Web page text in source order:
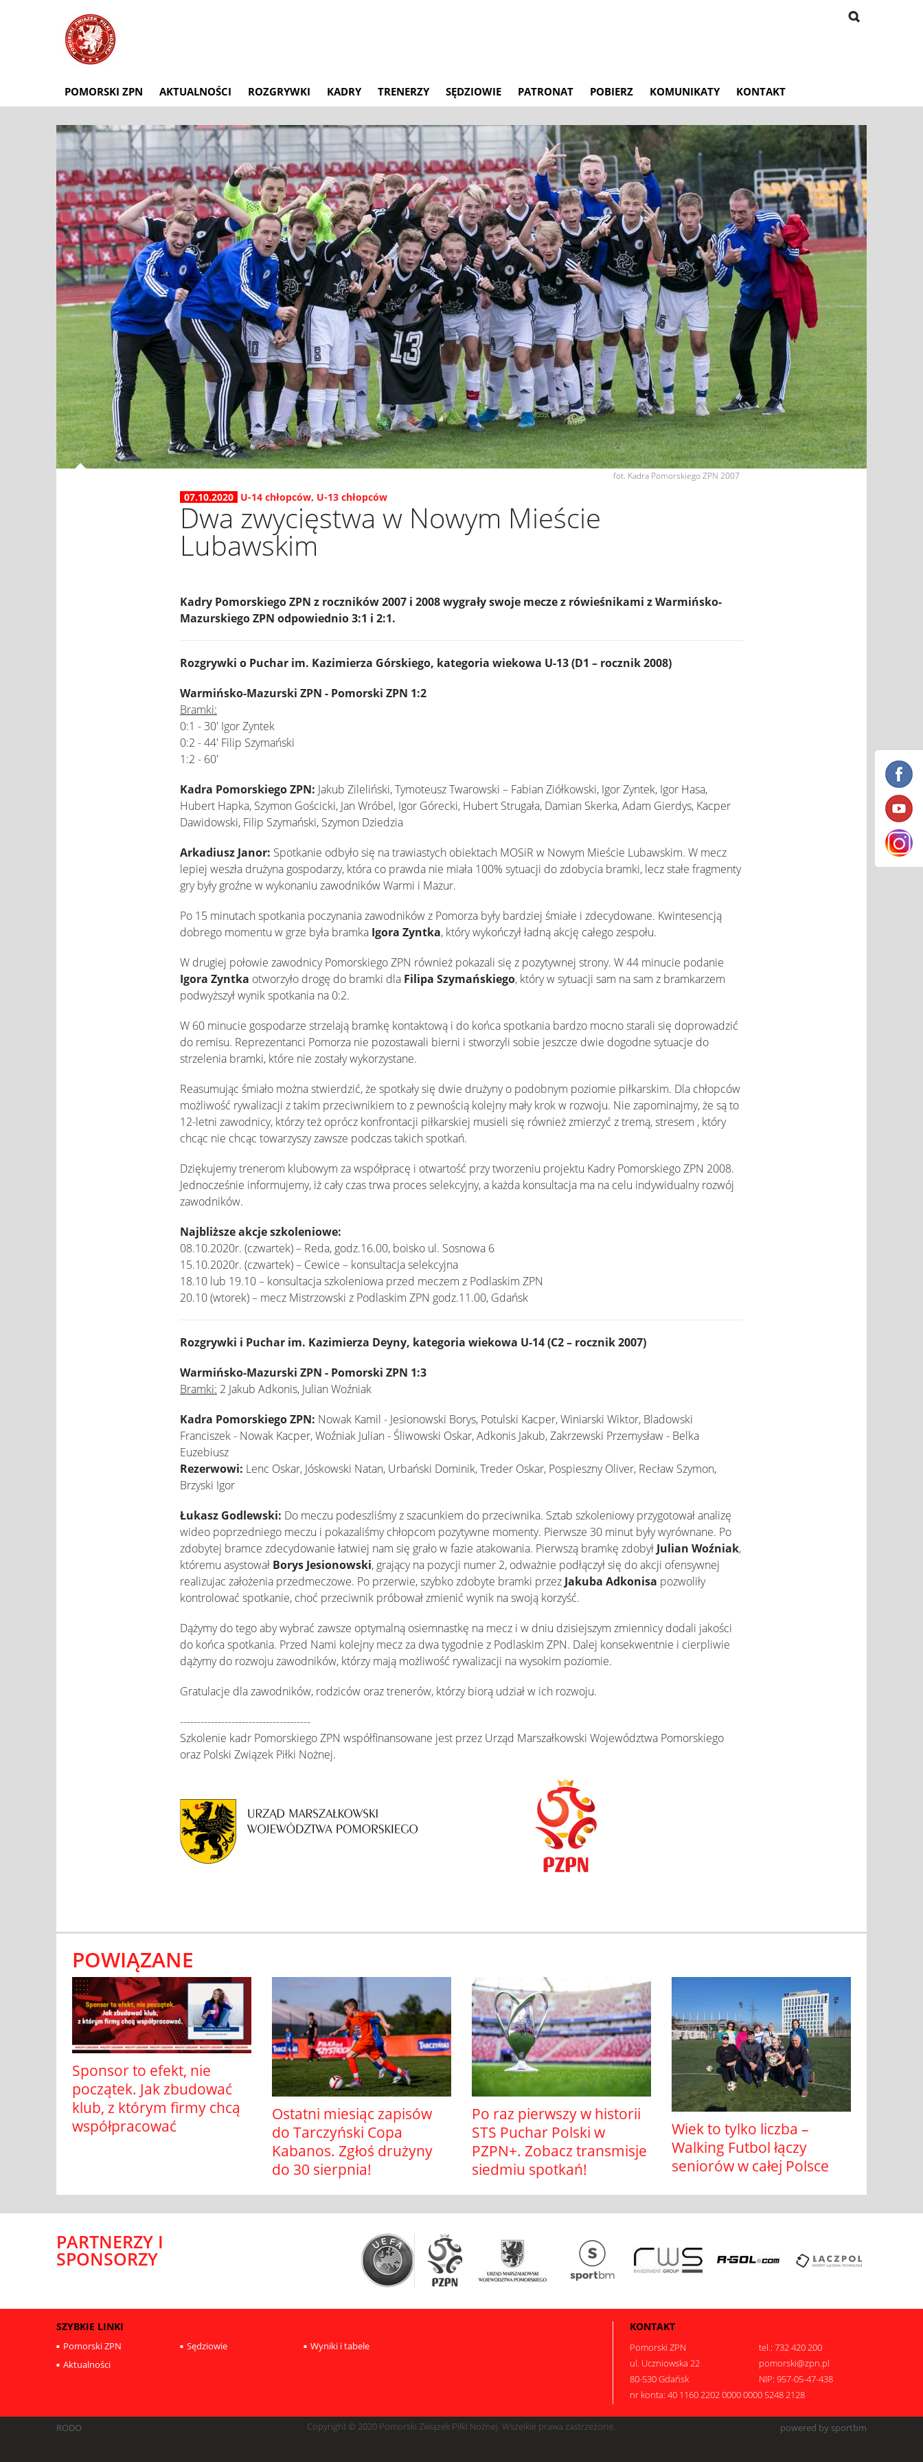
POMORSKI ZPN AKTUALNOŚCI ROZGRYWKI KADRY TRENERZY SĘDZIOWIE PATRONAT POBIERZ KOMUNIKATY KONTAKT
fot. Kadra Pomorskiego ZPN 2007
07.10.2020 U-14 chłopców, U-13 chłopców
Dwa zwycięstwa w Nowym Mieście
Lubawskim
Kadry Pomorskiego ZPN z roczników 2007 i 2008 wygrały swoje mecze z rówieśnikami z Warmińsko-
Mazurskiego ZPN odpowiednio 3:1 i 2:1.
Rozgrywki o Puchar im. Kazimierza Górskiego, kategoria wiekowa U-13 (D1 – rocznik 2008)
Warmińsko-Mazurski ZPN - Pomorski ZPN 1:2
Bramki:
0:1 - 30' Igor Zyntek
0:2 - 44' Filip Szymański
1:2 - 60'
Kadra Pomorskiego ZPN: Jakub Zileliński, Tymoteusz Twarowski – Fabian Ziółkowski, Igor Zyntek, Igor Hasa,
Hubert Hapka, Szymon Gościcki, Jan Wróbel, Igor Górecki, Hubert Strugała, Damian Skerka, Adam Gierdys, Kacper
Dawidowski, Filip Szymański, Szymon Dziedzia
Arkadiusz Janor: Spotkanie odbyło się na trawiastych obiektach MOSiR w Nowym Mieście Lubawskim. W mecz
lepiej weszła drużyna gospodarzy, która co prawda nie miała 100% sytuacji do zdobycia bramki, lecz stałe fragmenty
gry były groźne w wykonaniu zawodników Warmi i Mazur.
Po 15 minutach spotkania poczynania zawodników z Pomorza były bardziej śmiałe i zdecydowane. Kwintesencją
dobrego momentu w grze była bramka Igora Zyntka, który wykończył ładną akcję całego zespołu.
W drugiej połowie zawodnicy Pomorskiego ZPN również pokazali się z pozytywnej strony. W 44 minucie podanie
Igora Zyntka otworzyło drogę do bramki dla Filipa Szymańskiego, który w sytuacji sam na sam z bramkarzem
podwyższył wynik spotkania na 0:2.
W 60 minucie gospodarze strzelają bramkę kontaktową i do końca spotkania bardzo mocno starali się doprowadzić
do remisu. Reprezentanci Pomorza nie pozostawali bierni i stworzyli sobie jeszcze dwie dogodne sytuacje do
strzelenia bramki, które nie zostały wykorzystane.
Reasumując śmiało można stwierdzić, że spotkały się dwie drużyny o podobnym poziomie piłkarskim. Dla chłopców
możliwość rywalizacji z takim przeciwnikiem to z pewnością kolejny mały krok w rozwoju. Nie zapominajmy, że są to
12-letni zawodnicy, którzy też oprócz konfrontacji piłkarskiej musieli się również zmierzyć z tremą, stresem , który
chcąc nie chcąc towarzyszy zawsze podczas takich spotkań.
Dziękujemy trenerom klubowym za współpracę i otwartość przy tworzeniu projektu Kadry Pomorskiego ZPN 2008.
Jednocześnie informujemy, iż cały czas trwa proces selekcyjny, a każda konsultacja ma na celu indywidualny rozwój
zawodników.
Najbliższe akcje szkoleniowe:
08.10.2020r. (czwartek) – Reda, godz.16.00, boisko ul. Sosnowa 6
15.10.2020r. (czwartek) – Cewice – konsultacja selekcyjna
18.10 lub 19.10 – konsultacja szkoleniowa przed meczem z Podlaskim ZPN
20.10 (wtorek) – mecz Mistrzowski z Podlaskim ZPN godz.11.00, Gdańsk
Rozgrywki i Puchar im. Kazimierza Deyny, kategoria wiekowa U-14 (C2 – rocznik 2007)
Warmińsko-Mazurski ZPN - Pomorski ZPN 1:3
Bramki: 2 Jakub Adkonis, Julian Woźniak
Kadra Pomorskiego ZPN: Nowak Kamil - Jesionowski Borys, Potulski Kacper, Winiarski Wiktor, Bladowski
Franciszek - Nowak Kacper, Woźniak Julian - Śliwowski Oskar, Adkonis Jakub, Zakrzewski Przemysław - Belka
Euzebiusz
Rezerwowi: Lenc Oskar, Jóskowski Natan, Urbański Dominik, Treder Oskar, Pospieszny Oliver, Recław Szymon,
Brzyski Igor
Łukasz Godlewski: Do meczu podeszliśmy z szacunkiem do przeciwnika. Sztab szkoleniowy przygotował analizę
wideo poprzedniego meczu i pokazaliśmy chłopcom pozytywne momenty. Pierwsze 30 minut były wyrównane. Po
zdobytej bramce zdecydowanie łatwiej nam się grało w fazie atakowania. Pierwszą bramkę zdobył Julian Woźniak,
któremu asystował Borys Jesionowski, grający na pozycji numer 2, odważnie podłączył się do akcji ofensywnej
realizujac założenia przedmeczowe. Po przerwie, szybko zdobyte bramki przez Jakuba Adkonisa pozwoliły
kontrolować spotkanie, choć przeciwnik próbował zmienić wynik na swoją korzyść.
Dążymy do tego aby wybrać zawsze optymalną osiemnastkę na mecz i w dniu dzisiejszym zmiennicy dodali jakości
do końca spotkania. Przed Nami kolejny mecz za dwa tygodnie z Podlaskim ZPN. Dalej konsekwentnie i cierpliwie
dążymy do rozwoju zawodników, którzy mają możliwość rywalizacji na wysokim poziomie.
Gratulacje dla zawodników, rodziców oraz trenerów, którzy biorą udział w ich rozwoju.
--------------------------------------
Szkolenie kadr Pomorskiego ZPN współfinansowane jest przez Urząd Marszałkowski Województwa Pomorskiego
oraz Polski Związek Piłki Nożnej.
POWIĄZANE
Sponsor to efekt, nie
początek. Jak zbudować
klub, z którym firmy chcą
współpracować
Ostatni miesiąc zapisów
do Tarczyński Copa
Kabanos. Zgłoś drużyny
do 30 sierpnia!
Po raz pierwszy w historii
STS Puchar Polski w
PZPN+. Zobacz transmisje
siedmiu spotkań!
Wiek to tylko liczba –
Walking Futbol łączy
seniorów w całej Polsce
PARTNERZY I
SPONSORZY
SZYBKIE LINKI
Pomorski ZPN Sędziowie
Wyniki i tabele
Aktualności
KONTAKT
Pomorski ZPN
tel.: 732 420 200
ul. Uczniowska 22
pomorski@zpn.pl
80-530 Gdańsk
NIP: 957-05-47-438
nr konta: 40 1160 2202 0000 0000 5248 2128
RODO Copyright © 2020 Pomorski Związek Piłki Nożnej. Wszelkie prawa zastrzeżone. powered by sportbm